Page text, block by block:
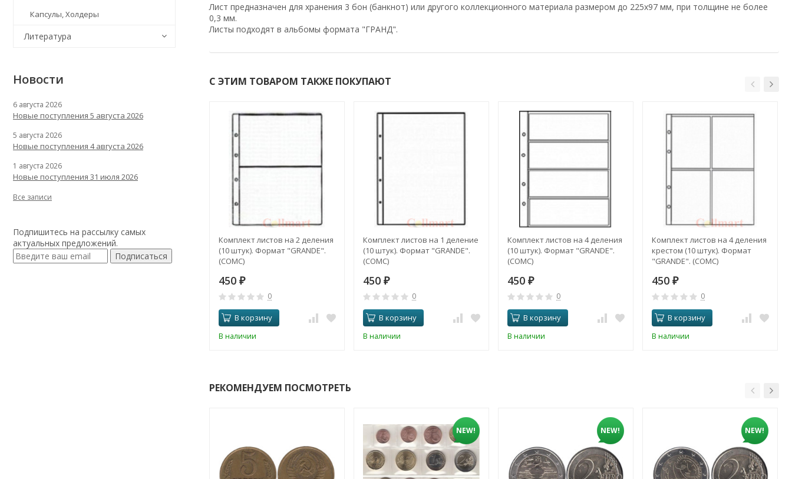
Лист предназначен для хранения 3 бон (банкнот) или другого коллекционного материала размером до 225х97 мм, при толщине не более
0,3 мм.
Листы подходят в альбомы формата "ГРАНД".
С ЭТИМ ТОВАРОМ ТАКЖЕ ПОКУПАЮТ
Комплект листов на 2 деления
(10 штук). Формат "GRANDE".
(СОМС)
450 ₽
0
В корзину
В наличии
Комплект листов на 1 деление
(10 штук). Формат "GRANDE".
(СОМС)
450 ₽
0
В корзину
В наличии
Комплект листов на 4 деления
(10 штук). Формат "GRANDE".
(СОМС)
450 ₽
0
В корзину
В наличии
Комплект листов на 4 деления
крестом (10 штук). Формат
"GRANDE". (СОМС)
450 ₽
0
В корзину
В наличии
РЕКОМЕНДУЕМ ПОСМОТРЕТЬ
NEW! NEW! NEW!
Капсулы, Холдеры
Литература
Новости
6 августа 2026
Новые поступления 5 августа 2026
5 августа 2026
Новые поступления 4 августа 2026
1 августа 2026
Новые поступления 31 июля 2026
Все записи
Подпишитесь на рассылку самых
актуальных предложений.
Подписаться